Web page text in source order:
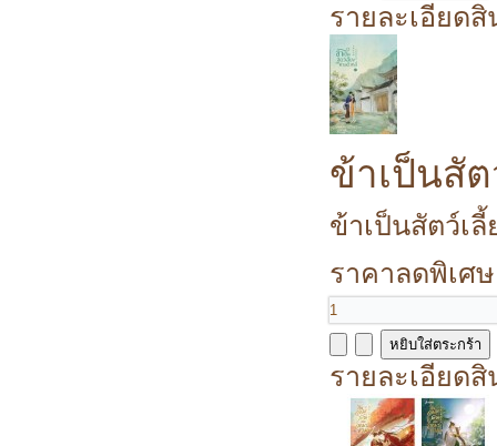
รายละเอียด
ข้าเป็นสั
ข้าเป็นสัตว์เ
ราคาลดพิเศ
รายละเอียด